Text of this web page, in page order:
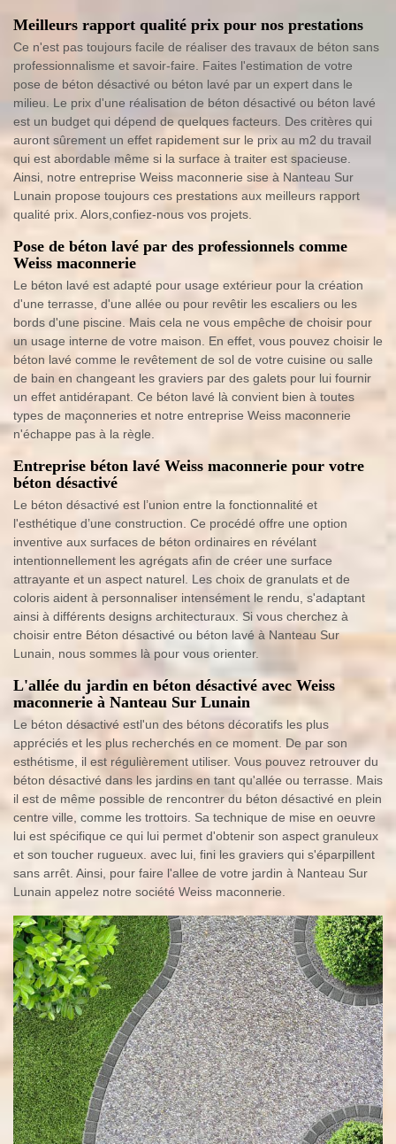
Meilleurs rapport qualité prix pour nos prestations
Ce n'est pas toujours facile de réaliser des travaux de béton sans
professionnalisme et savoir-faire. Faites l'estimation de votre
pose de béton désactivé ou béton lavé par un expert dans le
milieu. Le prix d'une réalisation de béton désactivé ou béton lavé
est un budget qui dépend de quelques facteurs. Des critères qui
auront sûrement un effet rapidement sur le prix au m2 du travail
qui est abordable même si la surface à traiter est spacieuse.
Ainsi, notre entreprise Weiss maconnerie sise à Nanteau Sur
Lunain propose toujours ces prestations aux meilleurs rapport
qualité prix. Alors,confiez-nous vos projets.
Pose de béton lavé par des professionnels comme
Weiss maconnerie
Le béton lavé est adapté pour usage extérieur pour la création
d'une terrasse, d'une allée ou pour revêtir les escaliers ou les
bords d'une piscine. Mais cela ne vous empêche de choisir pour
un usage interne de votre maison. En effet, vous pouvez choisir le
béton lavé comme le revêtement de sol de votre cuisine ou salle
de bain en changeant les graviers par des galets pour lui fournir
un effet antidérapant. Ce béton lavé là convient bien à toutes
types de maçonneries et notre entreprise Weiss maconnerie
n'échappe pas à la règle.
Entreprise béton lavé Weiss maconnerie pour votre
béton désactivé
Le béton désactivé est l’union entre la fonctionnalité et
l'esthétique d’une construction. Ce procédé offre une option
inventive aux surfaces de béton ordinaires en révélant
intentionnellement les agrégats afin de créer une surface
attrayante et un aspect naturel. Les choix de granulats et de
coloris aident à personnaliser intensément le rendu, s'adaptant
ainsi à différents designs architecturaux. Si vous cherchez à
choisir entre Béton désactivé ou béton lavé à Nanteau Sur
Lunain, nous sommes là pour vous orienter.
L'allée du jardin en béton désactivé avec Weiss
maconnerie à Nanteau Sur Lunain
Le béton désactivé estl'un des bétons décoratifs les plus
appréciés et les plus recherchés en ce moment. De par son
esthétisme, il est régulièrement utiliser. Vous pouvez retrouver du
béton désactivé dans les jardins en tant qu'allée ou terrasse. Mais
il est de même possible de rencontrer du béton désactivé en plein
centre ville, comme les trottoirs. Sa technique de mise en oeuvre
lui est spécifique ce qui lui permet d'obtenir son aspect granuleux
et son toucher rugueux. avec lui, fini les graviers qui s'éparpillent
sans arrêt. Ainsi, pour faire l'allee de votre jardin à Nanteau Sur
Lunain appelez notre société Weiss maconnerie.